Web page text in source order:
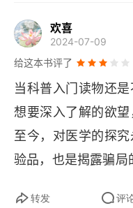
欢喜
2024-07-09
给这本书评了
当科普入门读物还
想要深入了解的欲
至今，对医学的探
验品，也是揭露骗局
转发 评